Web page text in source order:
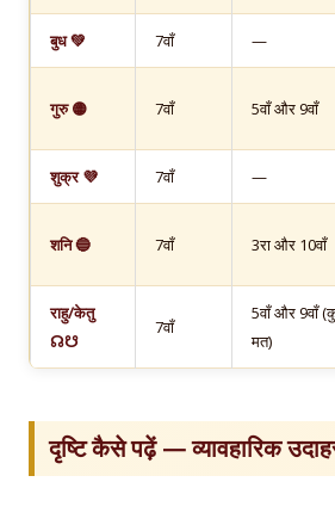
बुध 💚 7वाँ —
गुरु 🟡 7वाँ 5वाँ और 9वाँ
शुक्र 💜 7वाँ —
शनि 🔵 7वाँ 3रा और 10वाँ
राहु/केतु
☊☋
7वाँ
5वाँ और 9वाँ
मत)
दृष्टि कैसे पढ़ें — व्यावहारिक